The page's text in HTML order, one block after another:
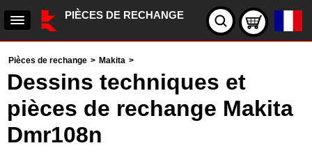
PIÈCES DE RECHANGE
Pièces de rechange > Makita >
Dessins techniques et
pièces de rechange Makita
Dmr108n